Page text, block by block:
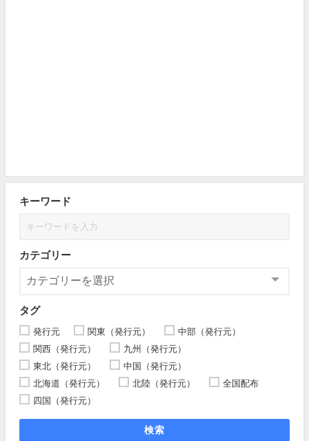
キーワード
カテゴリー
タグ
発行元 関東（発行元）
中部（発行元）
関西（発行元）
九州（発行元）
東北（発行元）
中国（発行元）
北海道（発行元）
北陸（発行元）
全国配布
四国（発行元）
検索